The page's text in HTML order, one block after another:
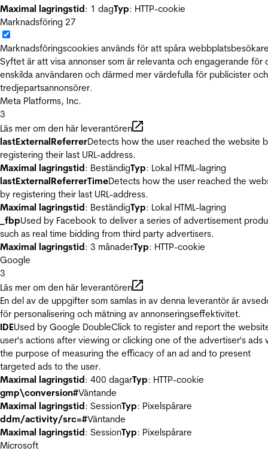
Maximal lagringstid: 1 dagTyp: HTTP-cookie
Marknadsföring 27
Marknadsföringscookies används för att spåra
Syftet är att visa annonser som är relevanta och engagerande för
enskilda användaren och därmed mer värdefulla för publicister och
tredjepartsannonsörer.
Meta Platforms, Inc.
3
Läs mer om den här leverantören
lastExternalReferrerDetects how the user reached the website
registering their last URL-address.
Maximal lagringstid: BeständigTyp: Lokal HTML-lagring
lastExternalReferrerTimeDetects how the user reached the
by registering their last URL-address.
Maximal lagringstid: BeständigTyp: Lokal HTML-lagring
_fbpUsed by Facebook to deliver a series of advertisement
such as real time bidding from third party advertisers.
Maximal lagringstid: 3 månaderTyp: HTTP-cookie
Google
3
Läs mer om den här leverantören
En del av de uppgifter som samlas in av denna leverantör är
för personalisering och mätning av annonseringseffektivitet.
IDEUsed by Google DoubleClick to register and report the
user's actions after viewing or clicking one of the advertiser's ads
the purpose of measuring the efficacy of an ad and to present
targeted ads to the user.
Maximal lagringstid: 400 dagarTyp: HTTP-cookie
gmp\conversion#Väntande
Maximal lagringstid: SessionTyp: Pixelspårare
ddm/activity/src=#Väntande
Maximal lagringstid: SessionTyp: Pixelspårare
Microsoft